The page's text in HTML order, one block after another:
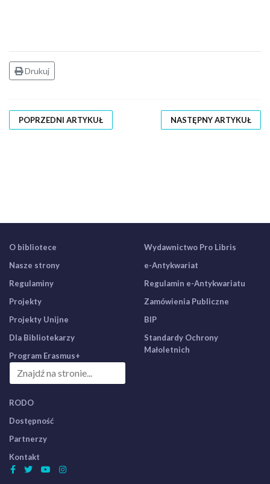
Drukuj
POPRZEDNI ARTYKUŁ NASTĘPNY ARTYKUŁ
O bibliotece
Nasze strony
Regulaminy
Projekty
Projekty Unijne
Dla Bibliotekarzy
Program Erasmus+
Wydawnictwo Pro Libris
e-Antykwariat
Regulamin e-Antykwariatu
Zamówienia Publiczne
BIP
Standardy Ochrony
Małoletnich
RODO
Dostępność
Partnerzy
Kontakt